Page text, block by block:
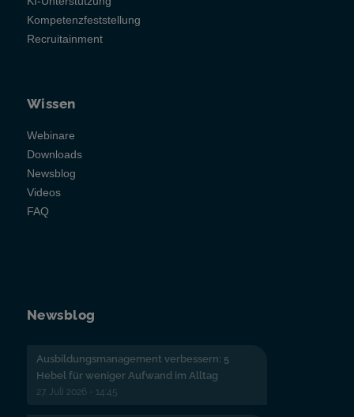
Kompetenzfeststellung
Recruitainment
Wissen
Webinare
Downloads
Newsblog
Videos
FAQ
Newsblog
Ausbildungsmanagement verbessern: 5
Hebel für weniger Aufwand im Alltag
27. Juli 2026 - 14:45